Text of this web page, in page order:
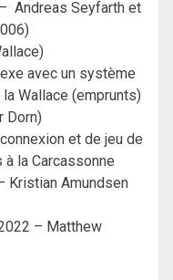
Andreas Seyfarth et
avec un système
Wallace (emprunts)
Dorn)
et de jeu de
la Carcassonne
Kristian Amundsen
– Matthew